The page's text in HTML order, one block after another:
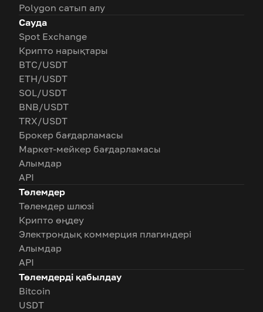
Polygon сатып алу
Сауда
Spot Exchange
Крипто нарықтары
BTC/USDT
ETH/USDT
SOL/USDT
BNB/USDT
TRX/USDT
Брокер бағдарламасы
Маркет-мейкер бағдарламасы
Алымдар
API
Төлемдер
Төлемдер шлюзі
Крипто өңдеу
Электрондық коммерция плагиндері
Алымдар
API
Төлемдерді қабылдау
Bitcoin
USDT